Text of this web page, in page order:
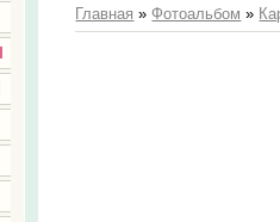
Главная »Фотоальбом »